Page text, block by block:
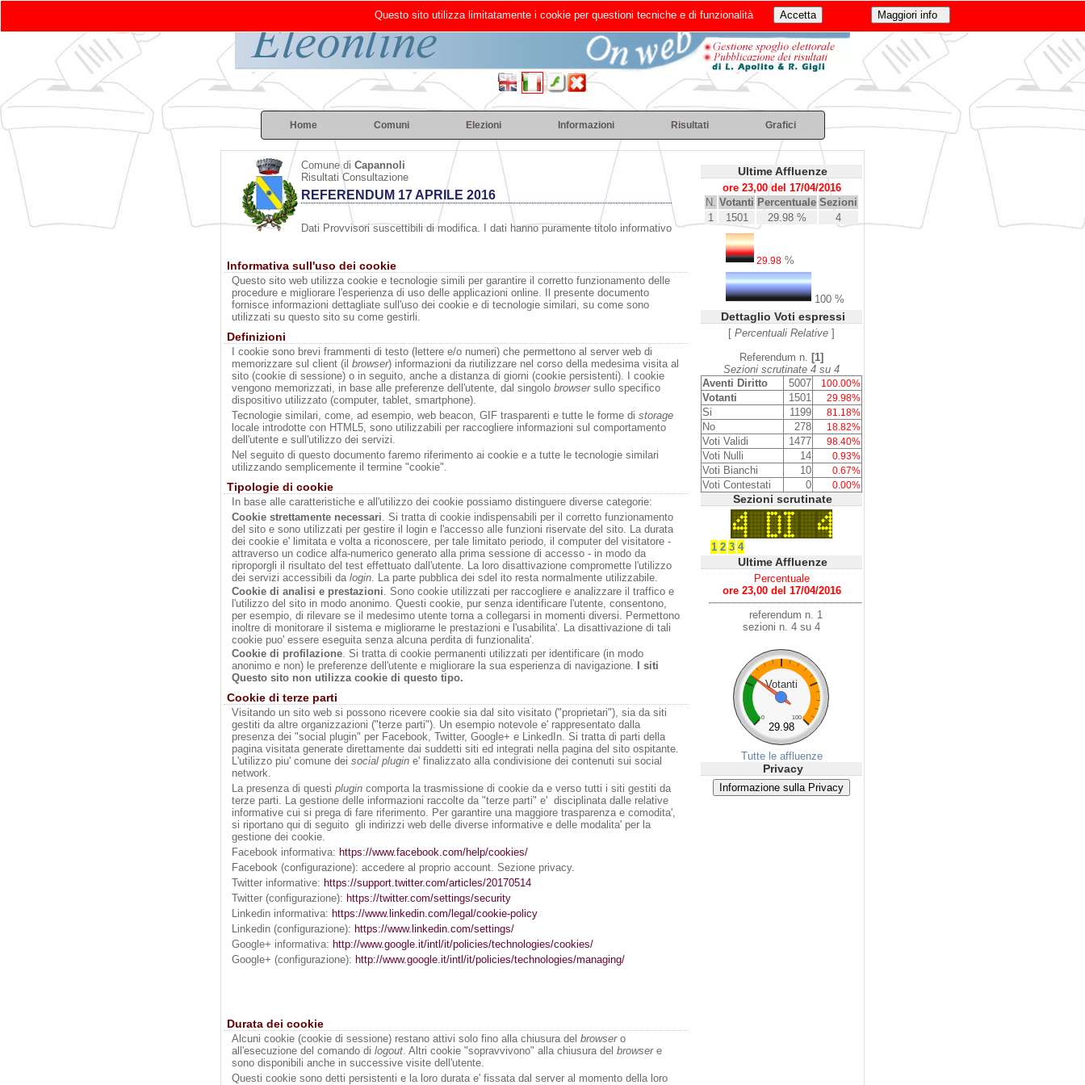
Home Comuni Elezioni Informazioni Risultati Grafici
Comune di Capannoli
Risultati Consultazione
REFERENDUM 17 APRILE 2016
Dati Provvisori suscettibili di modifica. I dati hanno puramente titolo informativo
Informativa sull'uso dei cookie
Questo sito web utilizza cookie e tecnologie simili per garantire il corretto funzionamento delle
procedure e migliorare l'esperienza di uso delle applicazioni online. Il presente documento
fornisce informazioni dettagliate sull'uso dei cookie e di tecnologie similari, su come sono
utilizzati su questo sito su come gestirli.
Definizioni
I cookie sono brevi frammenti di testo (lettere e/o numeri) che permettono al server web di
memorizzare sul client (il browser) informazioni da riutilizzare nel corso della medesima visita al
sito (cookie di sessione) o in seguito, anche a distanza di giorni (cookie persistenti). I cookie
vengono memorizzati, in base alle preferenze dell'utente, dal singolo browsersullo specifico
dispositivo utilizzato (computer, tablet, smartphone).
Tecnologie similari, come, ad esempio, web beacon, GIF trasparenti e tutte le forme di storage
locale introdotte con HTML5, sono utilizzabili per raccogliere informazioni sul comportamento
dell'utente e sull'utilizzo dei servizi.
Nel seguito di questo documento faremo riferimento ai cookie e a tutte le tecnologie similari
utilizzando semplicemente il termine "cookie".
Tipologie di cookie
In base alle caratteristiche e all'utilizzo dei cookie possiamo distinguere diverse categorie:
Cookie strettamente necessari. Si tratta di cookie indispensabili per il corretto funzionamento
del sito e sono utilizzati per gestire il login e l'accesso alle funzioni riservate del sito. La durata
dei cookie e' limitata e volta a riconoscere, per tale limitato periodo, il computer del visitatore -
attraverso un codice alfa-numerico generato alla prima sessione di accesso - in modo da
riproporgli il risultato del test effettuato dall'utente. La loro disattivazione compromette l'utilizzo
dei servizi accessibili da login. La parte pubblica dei sdel ito resta normalmente utilizzabile.
Cookie di analisi e prestazioni. Sono cookie utilizzati per raccogliere e analizzare il traffico e
l'utilizzo del sito in modo anonimo. Questi cookie, pur senza identificare l'utente, consentono,
per esempio, di rilevare se il medesimo utente torna a collegarsi in momenti diversi. Permettono
inoltre di monitorare il sistema e migliorarne le prestazioni e l'usabilita'. La disattivazione di tali
cookie puo' essere eseguita senza alcuna perdita di funzionalita'.
Cookie di profilazione. Si tratta di cookie permanenti utilizzati per identificare (in modo
anonimo e non) le preferenze dell'utente e migliorare la sua esperienza di navigazione.
I siti
Questo sito non utilizza cookie di questo tipo.
Cookie di terze parti
Visitando un sito web si possono ricevere cookie sia dal sito visitato ("proprietari"), sia da siti
gestiti da altre organizzazioni ("terze parti"). Un esempio notevole e' rappresentato dalla
presenza dei "social plugin" per Facebook, Twitter, Google+ e LinkedIn. Si tratta di parti della
pagina visitata generate direttamente dai suddetti siti ed integrati nella pagina del sito ospitante.
L'utilizzo piu' comune dei social plugin e' finalizzato alla condivisione dei contenuti sui social
network.
La presenza di questi plugin comporta la trasmissione di cookie da e verso tutti i siti gestiti da
terze parti. La gestione delle informazioni raccolte da "terze parti" e' disciplinata dalle relative
informative cui si prega di fare riferimento. Per garantire una maggiore trasparenza e comodita',
si riportano qui di seguito gli indirizzi web delle diverse informative e delle modalita' per la
gestione dei cookie.
Facebook informativa: https://www.facebook.com/help/cookies/
Facebook (configurazione): accedere al proprio account. Sezione privacy.
Twitter informative: https://support.twitter.com/articles/20170514
Twitter (configurazione): https://twitter.com/settings/security
Linkedin informativa: https://www.linkedin.com/legal/cookie-policy
Linkedin (configurazione): https://www.linkedin.com/settings/
Google+ informativa: http://www.google.it/intl/it/policies/technologies/cookies/
Google+ (configurazione): http://www.google.it/intl/it/policies/technologies/managing/
Durata dei cookie
Alcuni cookie (cookie di sessione) restano attivi solo fino alla chiusura del browsero
all'esecuzione del comando di logout. Altri cookie "sopravvivono" alla chiusura del browsere
sono disponibili anche in successive visite dell'utente.
Questi cookie sono detti persistenti e la loro durata e' fissata dal server al momento della loro
Ultime Affluenze
ore 23,00 del 17/04/2016
N. Votanti Percentuale Sezioni
1
1501 29.98 % 4
29.98 %
100 %
Dettaglio Voti espressi
[ Percentuali Relative ]
Referendum n. [1]
Sezioni scrutinate 4 su 4
Aventi Diritto
5007 100.00%
Votanti 1501 29.98%
Si 1199 81.18%
No 278 18.82%
Voti Validi 1477 98.40%
Voti Nulli 14 0.93%
Voti Bianchi 10 0.67%
Voti Contestati 0 0.00%
Sezioni scrutinate
1 2 3 4
Ultime Affluenze
Percentuale
ore 23,00 del 17/04/2016
referendum n. 1
sezioni n. 4 su 4
Votanti
0 100
29.98
Tutte le affluenze
Questo sito utilizza limitatamente i cookie per questioni tecniche e di funzionalità
Privacy